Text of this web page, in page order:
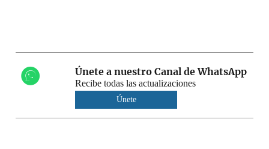
Únete a nuestro Canal de WhatsApp
Recibe todas las actualizaciones
Únete